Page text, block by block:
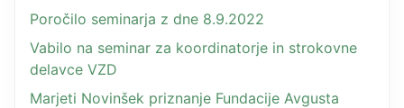
Poročilo seminarja z dne 8.9.2022
Vabilo na seminar za koordinatorje in strokovne
delavce VZD
Marjeti Novinšek priznanje Fundacije Avgusta